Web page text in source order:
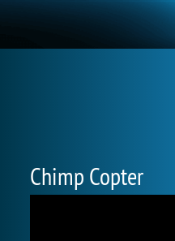
Chimp Copter